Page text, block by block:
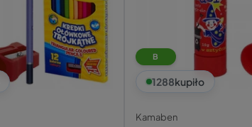
B
1288kupiło
Kamaben